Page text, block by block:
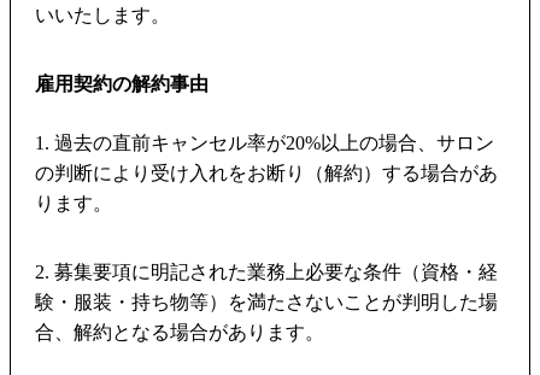
いいたします。
雇用契約の解約事由
1. 過去の直前キャンセル率が20%以上の場合、サロン
の判断により受け入れをお断り（解約）する場合があ
ります。
2. 募集要項に明記された業務上必要な条件（資格・経
験・服装・持ち物等）を満たさないことが判明した場
合、解約となる場合があります。